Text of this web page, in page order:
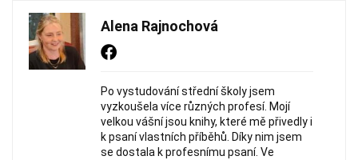
Alena Rajnochová
Po vystudování střední školy jsem
vyzkoušela více různých profesí. Mojí
velkou vášní jsou knihy, které mě přivedly i
k psaní vlastních příběhů. Díky nim jsem
se dostala k profesnímu psaní. Ve